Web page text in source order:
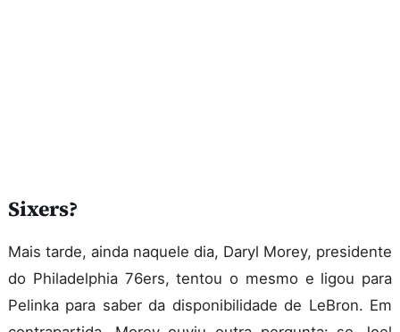
Sixers?
Mais tarde, ainda naquele dia, Daryl Morey, presidente
do Philadelphia 76ers, tentou o mesmo e ligou para
Pelinka para saber da disponibilidade de LeBron. Em